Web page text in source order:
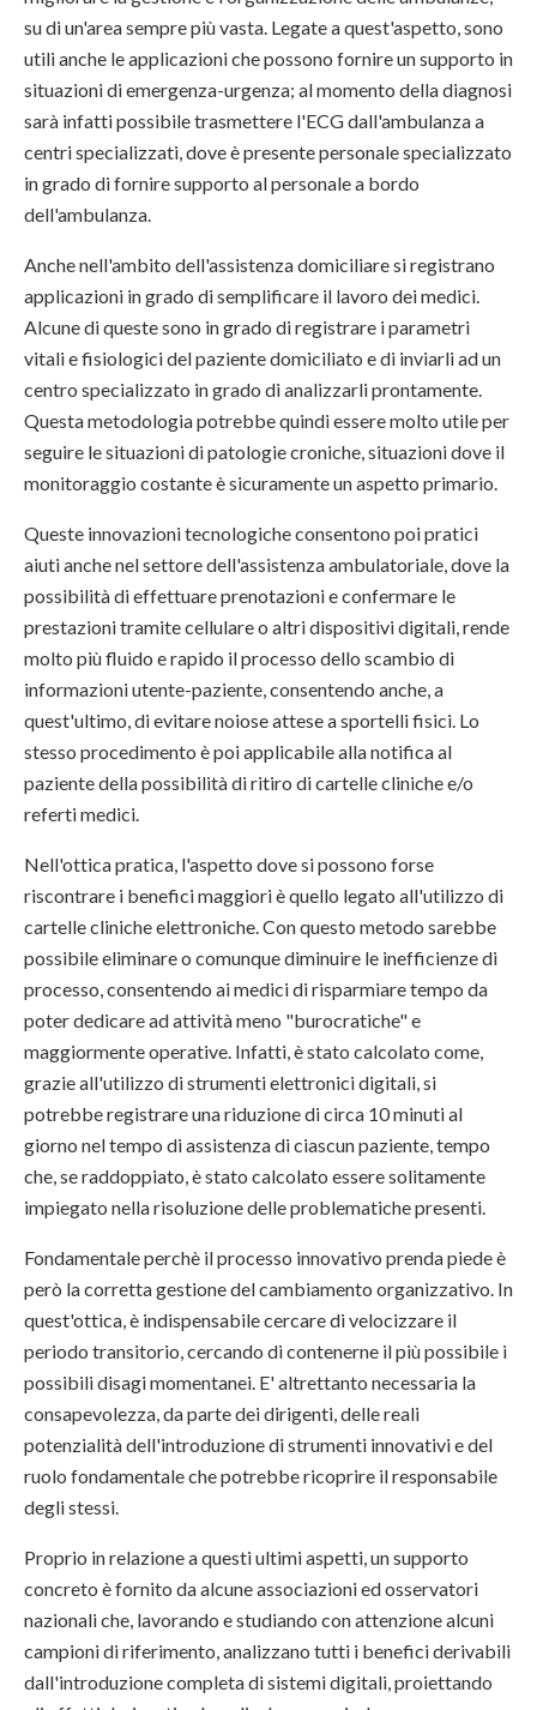
su di un'area sempre più vasta. Legate a quest'aspetto, sono
utili anche le applicazioni che possono fornire un supporto in
situazioni di emergenza-urgenza; al momento della diagnosi
sarà infatti possibile trasmettere l'ECG dall'ambulanza a
centri specializzati, dove è presente personale specializzato
in grado di fornire supporto al personale a bordo
dell'ambulanza.
Anche nell'ambito dell'assistenza domiciliare si registrano
applicazioni in grado di semplificare il lavoro dei medici.
Alcune di queste sono in grado di registrare i parametri
vitali e fisiologici del paziente domiciliato e di inviarli ad un
centro specializzato in grado di analizzarli prontamente.
Questa metodologia potrebbe quindi essere molto utile per
seguire le situazioni di patologie croniche, situazioni dove il
monitoraggio costante è sicuramente un aspetto primario.
Queste innovazioni tecnologiche consentono poi pratici
aiuti anche nel settore dell'assistenza ambulatoriale, dove la
possibilità di effettuare prenotazioni e confermare le
prestazioni tramite cellulare o altri dispositivi digitali, rende
molto più fluido e rapido il processo dello scambio di
informazioni utente-paziente, consentendo anche, a
quest'ultimo, di evitare noiose attese a sportelli fisici. Lo
stesso procedimento è poi applicabile alla notifica al
paziente della possibilità di ritiro di cartelle cliniche e/o
referti medici.
Nell'ottica pratica, l'aspetto dove si possono forse
riscontrare i benefici maggiori è quello legato all'utilizzo di
cartelle cliniche elettroniche. Con questo metodo sarebbe
possibile eliminare o comunque diminuire le inefficienze di
processo, consentendo ai medici di risparmiare tempo da
poter dedicare ad attività meno "burocratiche" e
maggiormente operative. Infatti, è stato calcolato come,
grazie all'utilizzo di strumenti elettronici digitali, si
potrebbe registrare una riduzione di circa 10 minuti al
giorno nel tempo di assistenza di ciascun paziente, tempo
che, se raddoppiato, è stato calcolato essere solitamente
impiegato nella risoluzione delle problematiche presenti.
Fondamentale perchè il processo innovativo prenda piede è
però la corretta gestione del cambiamento organizzativo. In
quest'ottica, è indispensabile cercare di velocizzare il
periodo transitorio, cercando di contenerne il più possibile i
possibili disagi momentanei. E' altrettanto necessaria la
consapevolezza, da parte dei dirigenti, delle reali
potenzialità dell'introduzione di strumenti innovativi e del
ruolo fondamentale che potrebbe ricoprire il responsabile
degli stessi.
Proprio in relazione a questi ultimi aspetti, un supporto
concreto è fornito da alcune associazioni ed osservatori
nazionali che, lavorando e studiando con attenzione alcuni
campioni di riferimento, analizzano tutti i benefici derivabili
dall'introduzione completa di sistemi digitali, proiettando